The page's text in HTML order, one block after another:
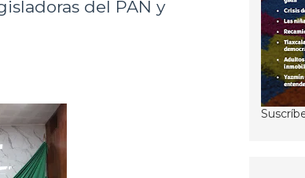
del PAN y